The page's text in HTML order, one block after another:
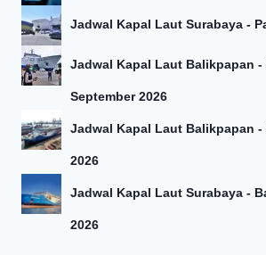
Jadwal Kapal Laut Surabaya -
Jadwal Kapal Laut Balikpapan -
September 2026
Jadwal Kapal Laut Balikpapan
2026
Jadwal Kapal Laut Surabaya -
2026